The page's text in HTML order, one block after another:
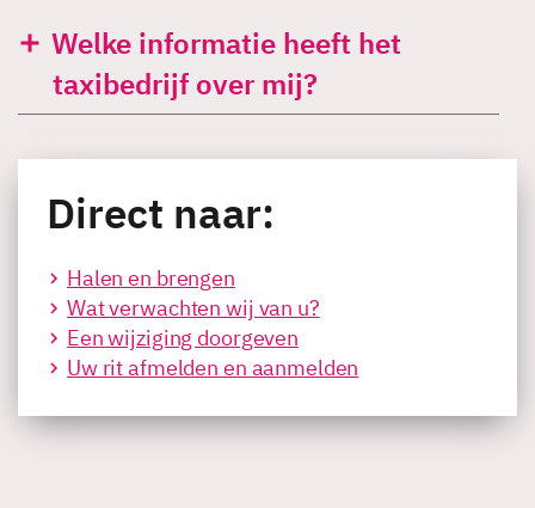
taxibedrijf over mij?
Direct naar:
Halen en brengen
Wat verwachten wij van u?
Een wijziging doorgeven
Uw rit afmelden en aanmelden